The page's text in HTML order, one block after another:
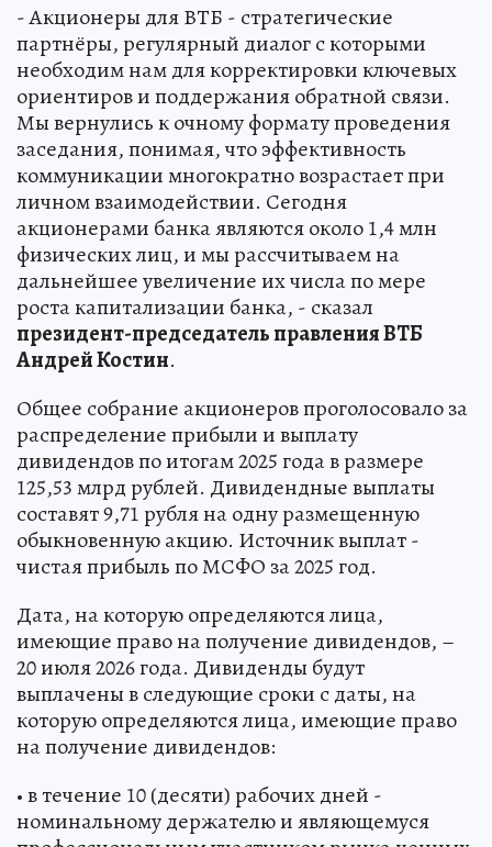
- Акционеры для ВТБ - стратегические
партнёры, регулярный диалог с которыми
необходим нам для корректировки ключевых
ориентиров и поддержания обратной связи.
Мы вернулись к очному формату проведения
заседания, понимая, что эффективность
коммуникации многократно возрастает при
личном взаимодействии. Сегодня
акционерами банка являются около 1,4 млн
физических лиц, и мы рассчитываем на
дальнейшее увеличение их числа по мере
роста капитализации банка, - сказал
президент-председатель правления ВТБ
Андрей Костин.
Общее собрание акционеров проголосовало за
распределение прибыли и выплату
дивидендов по итогам 2025 года в размере
125,53 млрд рублей. Дивидендные выплаты
составят 9,71 рубля на одну размещенную
обыкновенную акцию. Источник выплат -
чистая прибыль по МСФО за 2025 год.
Дата, на которую определяются лица,
имеющие право на получение дивидендов, –
20 июля 2026 года. Дивиденды будут
выплачены в следующие сроки с даты, на
которую определяются лица, имеющие право
на получение дивидендов:
• в течение 10 (десяти) рабочих дней -
номинальному держателю и являющемуся